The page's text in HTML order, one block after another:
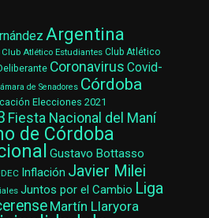
Argentina
Club Atlético Estudiantes Club Atlético
Coronavirus Covid-
de Senadores Córdoba
Elecciones 2021
Fiesta Nacional del Maní
de Córdoba
Gustavo Bottasso
Inflación Javier Milei
Juntos por el Cambio Liga
Martín Llaryora